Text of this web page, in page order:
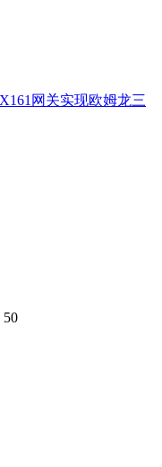
网关实现欧姆龙三
50